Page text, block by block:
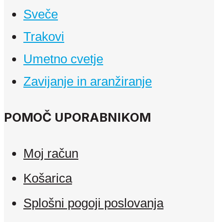
Sveče
Trakovi
Umetno cvetje
Zavijanje in aranžiranje
POMOČ UPORABNIKOM
Moj račun
Košarica
Splošni pogoji poslovanja